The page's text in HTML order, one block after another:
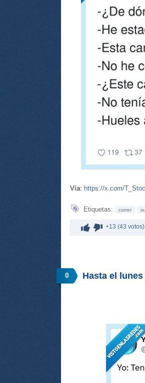
Vía: https://x.com/
Etiquetas: correr
+13 (43 votos)
0 Hasta el